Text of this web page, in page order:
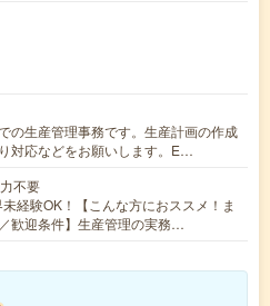
の生産管理事務です。生産計画の作成
対応などをお願いします。E…
不要
経験OK！【こんな方におススメ！ま
歓迎条件】生産管理の実務…